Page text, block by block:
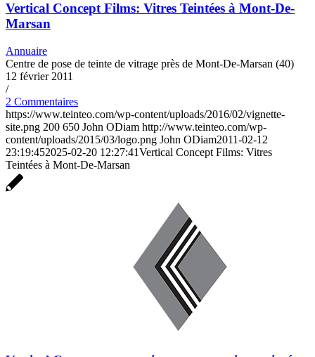
Vertical Concept Films: Vitres Teintées à Mont-De-
Marsan
Annuaire
Centre de pose de teinte de vitrage près de Mont-De-Marsan (40)
12 février 2011
/
2 Commentaires
https://www.teinteo.com/wp-content/uploads/2016/02/vignette-
site.png 200 650 John ODiam http://www.teinteo.com/wp-
content/uploads/2015/03/logo.png John ODiam2011-02-12
23:19:452025-02-20 12:27:41Vertical Concept Films: Vitres
Teintées à Mont-De-Marsan